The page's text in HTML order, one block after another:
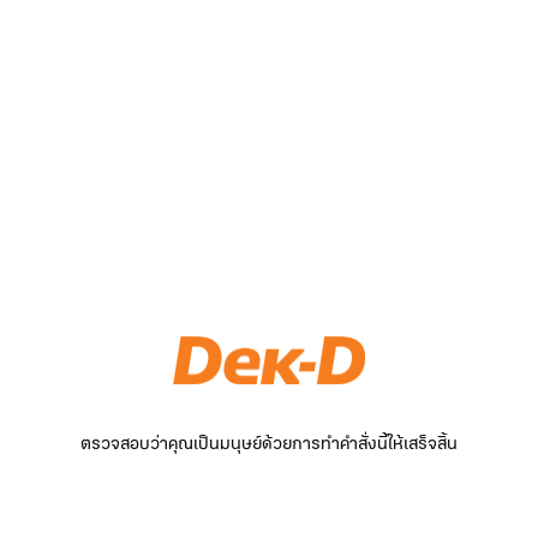
ตรวจสอบว่าคุณเป็นมนุษย์ด้วยการทำคำสั่งนี้ให้เสร็จสิ้น